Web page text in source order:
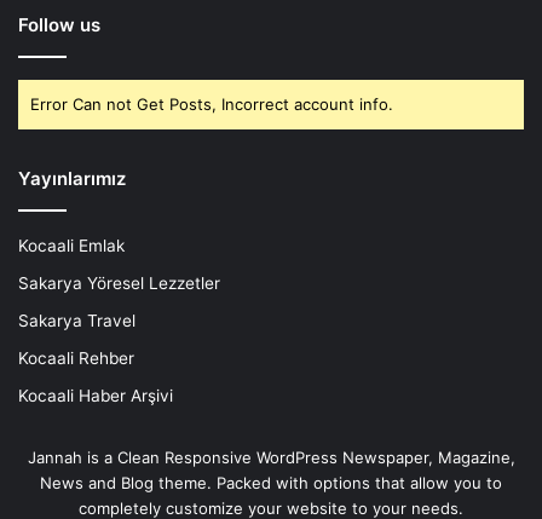
Follow us
Error Can not Get Posts, Incorrect account info.
Yayınlarımız
Kocaali Emlak
Sakarya Yöresel Lezzetler
Sakarya Travel
Kocaali Rehber
Kocaali Haber Arşivi
Jannah is a Clean Responsive WordPress Newspaper, Magazine,
News and Blog theme. Packed with options that allow you to
completely customize your website to your needs.